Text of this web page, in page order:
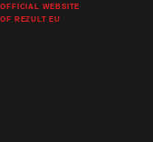
OFFICIAL WEBSITE
OF REZULT EU